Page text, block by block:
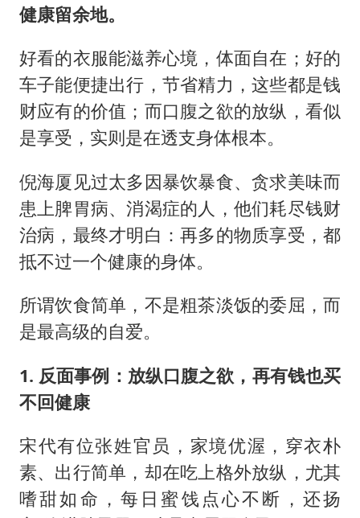
健康留余地。
好看的衣服能滋养心境，体面自在；好的
车子能便捷出行，节省精力，这些都是钱
财应有的价值；而口腹之欲的放纵，看似
是享受，实则是在透支身体根本。
倪海厦见过太多因暴饮暴食、贪求美味而
患上脾胃病、消渴症的人，他们耗尽钱财
治病，最终才明白：再多的物质享受，都
抵不过一个健康的身体。
所谓饮食简单，不是粗茶淡饭的委屈，而
是最高级的自爱。
1. 反面事例：放纵口腹之欲，再有钱也买
不回健康
宋代有位张姓官员，家境优渥，穿衣朴
素、出行简单，却在吃上格外放纵，尤其
嗜甜如命，每日蜜饯点心不断，还扬